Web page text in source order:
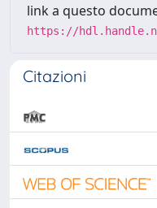
link a questo
https://
Citazioni